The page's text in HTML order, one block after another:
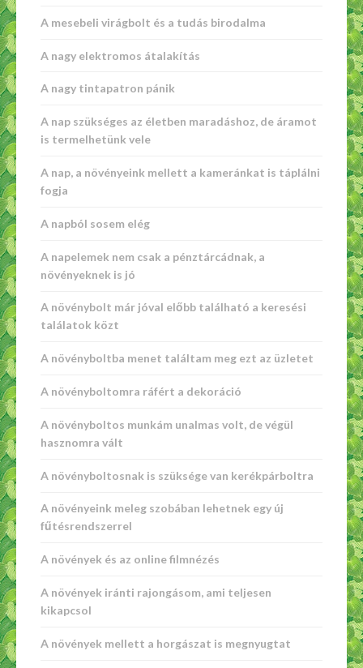
A mesebeli virágbolt és a tudás birodalma
A nagy elektromos átalakítás
A nagy tintapatron pánik
A nap szükséges az életben maradáshoz, de áramot
is termelhetünk vele
A nap, a növényeink mellett a kameránkat is táplálni
fogja
A napból sosem elég
A napelemek nem csak a pénztárcádnak, a
növényeknek is jó
A növénybolt már jóval előbb található a keresési
találatok közt
A növényboltba menet találtam meg ezt az üzletet
A növényboltomra ráfért a dekoráció
A növényboltos munkám unalmas volt, de végül
hasznomra vált
A növényboltosnak is szüksége van kerékpárboltra
A növényeink meleg szobában lehetnek egy új
fűtésrendszerrel
A növények és az online filmnézés
A növények iránti rajongásom, ami teljesen
kikapcsol
A növények mellett a horgászat is megnyugtat